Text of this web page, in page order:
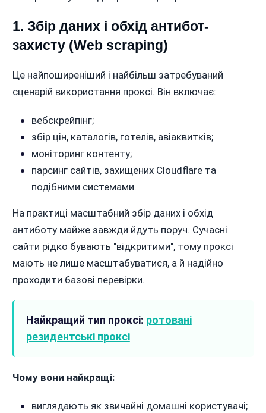
1. Збір даних і обхід антибот-
захисту (Web scraping)
Це найпоширеніший і найбільш затребуваний
сценарій використання проксі. Він включає:
вебскрейпінг;
збір цін, каталогів, готелів, авіаквитків;
моніторинг контенту;
парсинг сайтів, захищених Cloudflare та
подібними системами.
На практиці масштабний збір даних і обхід
антиботу майже завжди йдуть поруч. Сучасні
сайти рідко бувають "відкритими", тому проксі
мають не лише масштабуватися, а й надійно
проходити базові перевірки.
Найкращий тип проксі: ротовані
резидентські проксі
Чому вони найкращі:
виглядають як звичайні домашні користувачі;